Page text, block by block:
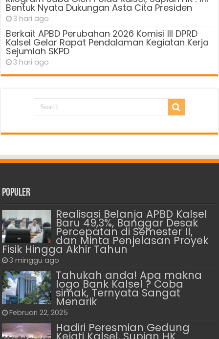
Bentuk Nyata Dukungan Asta Cita Presiden
3 hari ago
Berkait APBD Perubahan 2026 Komisi III DPRD
Kalsel Gelar Rapat Pendalaman Kegiatan Kerja
Sejumlah SKPD
3 hari ago
Populer
Realisasi Belanja APBD Kalsel
Baru 49,3%, Banggar Desak
Percepatan di Semester II,
dan Minta Penjelasan Proyek
Fisik Hingga Akhir Tahun
3 minggu ago
Tahukah anda! Apa makna
logo Bank Kalsel ? Coba
simak, Ternyata Sangat
Menarik
Februari 22, 2025
Hadiri Peresmian Gedung
Kejati Kalsel, Supian HK